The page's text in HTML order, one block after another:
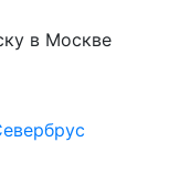
в Москве